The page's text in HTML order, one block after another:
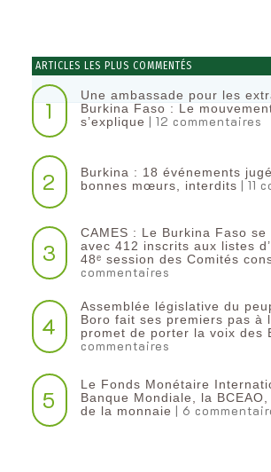
ARTICLES LES PLUS COMMENTÉS
1
Une ambassade pour les
Burkina Faso : Le
s’explique | 12 commentaires
2
Burkina : 18 événements
bonnes mœurs, interdits | 11
3
CAMES : Le Burkina Faso se
avec 412 inscrits aux listes
48ᵉ session des Comités
commentaires
4
Assemblée législative du
Boro fait ses premiers pas à
promet de porter la voix des
commentaires
5
Le Fonds Monétaire
Banque Mondiale, la
de la monnaie | 6